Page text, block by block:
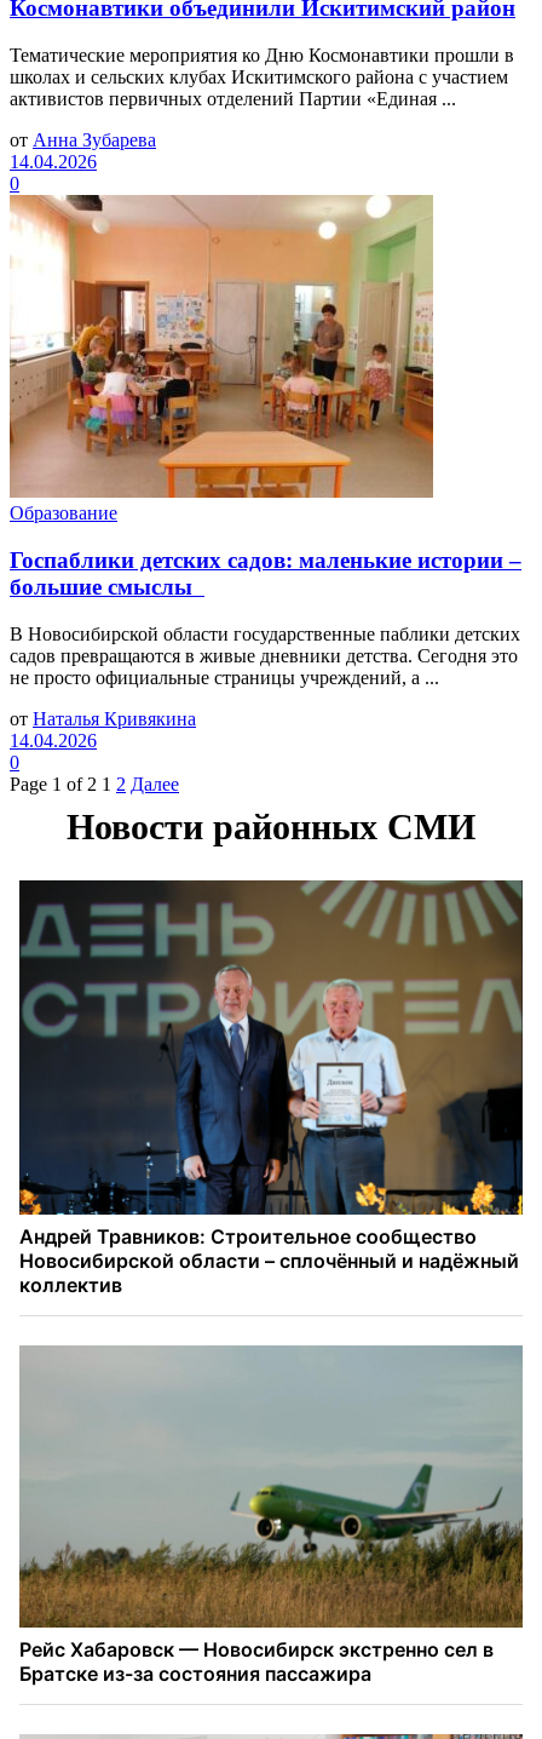
Космонавтики объединили Искитимский район
Тематические мероприятия ко Дню Космонавтики прошли в
школах и сельских клубах Искитимского района с участием
активистов первичных отделений Партии «Единая ...
от Анна Зубарева
14.04.2026
0
Образование
Госпаблики детских садов: маленькие истории –
большие смыслы
В Новосибирской области государственные паблики детских
садов превращаются в живые дневники детства. Сегодня это
не просто официальные страницы учреждений, а ...
от Наталья Кривякина
14.04.2026
0
Page 1 of 2 1 2 Далее